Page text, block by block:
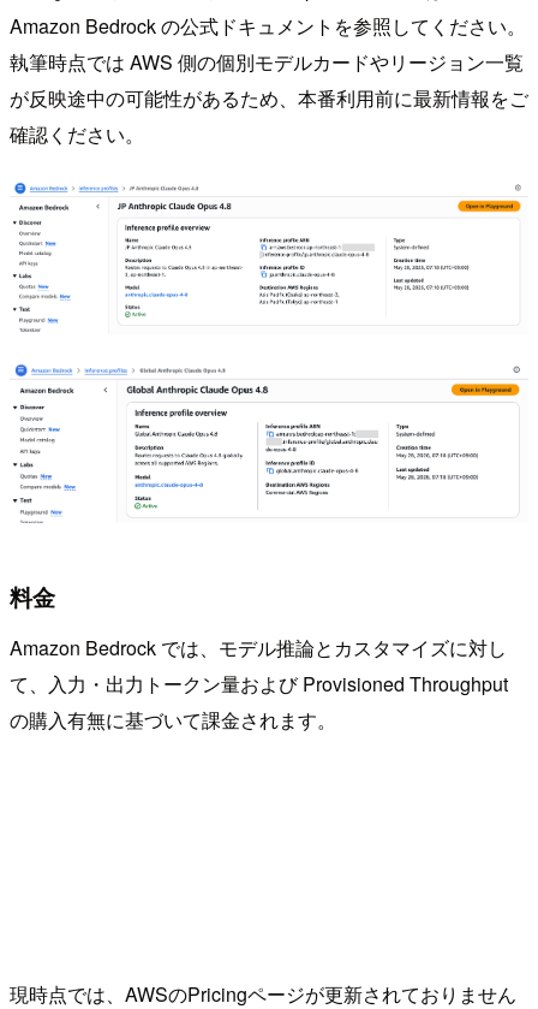
Amazon Bedrock の公式ドキュメントを参照してください。
執筆時点では AWS 側の個別モデルカードやリージョン一覧
が反映途中の可能性があるため、本番利用前に最新情報をご
確認ください。
料金
Amazon Bedrock では、モデル推論とカスタマイズに対し
て、入力・出力トークン量および Provisioned Throughput
の購入有無に基づいて課金されます。
現時点では、AWSのPricingページが更新されておりません